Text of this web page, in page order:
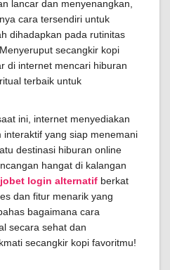
lancar dan menyenangkan,
cara tersendiri untuk
dihadapkan pada rutinitas
secangkir kopi
di internet mencari hiburan
terbaik untuk
ini, internet menyediakan
yang siap menemani
destinasi hiburan online
hangat di kalangan
login alternatif berkat
dan fitur menarik yang
bagaimana cara
secara sehat dan
secangkir kopi favoritmu!